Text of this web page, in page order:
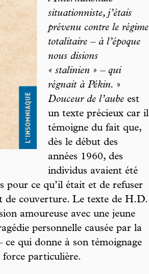
situationniste, j’étais
prévenu contre le régime
totalitaire – à l’époque
nous disions
« stalinien » – qui
régnait à Pékin. »
Douceur de l’aube est
un texte précieux car il
témoigne du fait que,
dès le début des
années 1960, des
individus avaient été
pour ce qu’il était et de refuser
de couverture. Le texte de H.D.
amoureuse avec une jeune
personnelle causée par la
qui donne à son témoignage
force particulière.